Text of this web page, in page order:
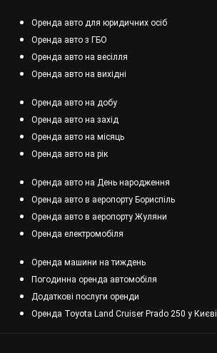
Оренда авто для юридичних осіб
Оренда авто з ГБО
Оренда авто на весілля
Оренда авто на вихідні
Оренда авто на добу
Оренда авто на захід
Оренда авто на місяць
Оренда авто на рік
Оренда авто на День народження
Оренда авто в аеропорту Бориспіль
Оренда авто в аеропорту Жуляни
Оренда електромобіля
Оренда машини на тиждень
Погодинна оренда автомобіля
Додаткові послуги оренди
Оренда Toyota Land Cruiser Prado 250 у Києві